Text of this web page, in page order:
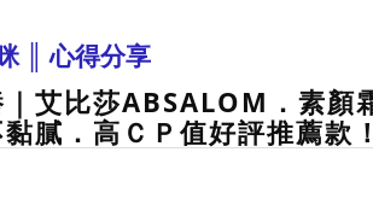
║ 心得分享
｜艾比莎ABSALOM．素顏
膩．高ＣＰ值好評推薦款！